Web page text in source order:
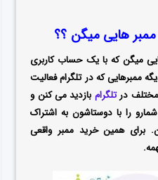
ممبر هایی میگن ؟؟
میگن که با یک حساب کاربری
ممبرهایی که در تلگرام فعالیت
مختلف درتلگرام بازدید می کنن و
را با دوستاشون به اشتراک
برای همین خرید ممبر واقعی